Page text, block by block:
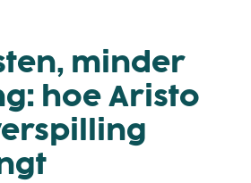
minder
hoe Aristo